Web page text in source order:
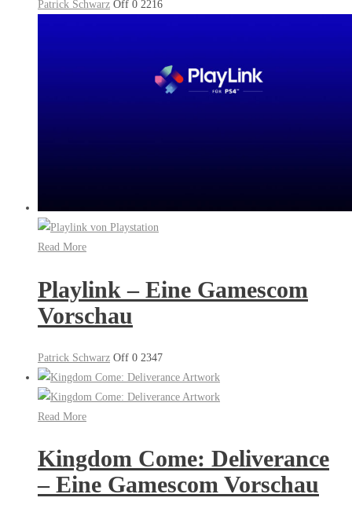
Patrick Schwarz Off 0 2216
Read More
Playlink – Eine Gamescom
Vorschau
Patrick Schwarz Off 0 2347
Read More
Kingdom Come: Deliverance
– Eine Gamescom Vorschau